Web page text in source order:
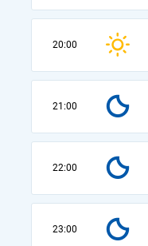
20:00
21:00
22:00
23:00